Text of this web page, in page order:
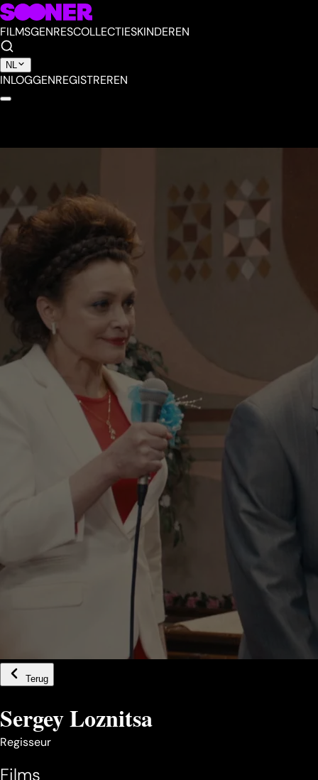
FILMSGENRESCOLLECTIESKINDEREN
NL
INLOGGENREGISTREREN
Terug
Sergey Loznitsa
Regisseur
Films